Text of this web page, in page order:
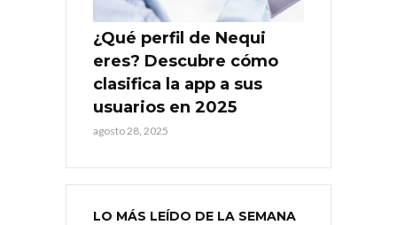
¿Qué perfil de Nequi
eres? Descubre cómo
clasifica la app a sus
usuarios en 2025
agosto 28, 2025
LO MÁS LEÍDO DE LA SEMANA